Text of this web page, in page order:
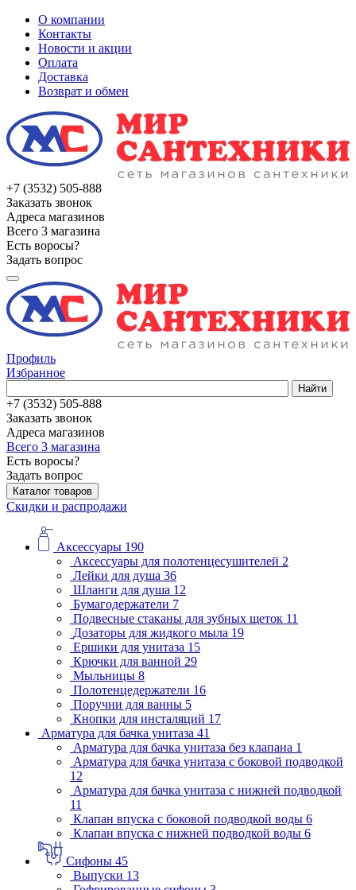
О компании
Контакты
Новости и акции
Оплата
Доставка
Возврат и обмен
+7 (3532) 505-888
Заказать звонок
Адреса магазинов
Всего 3 магазина
Есть воросы?
Задать вопрос
Профиль
Избранное
Найти
+7 (3532) 505-888
Заказать звонок
Адреса магазинов
Всего 3 магазина
Есть воросы?
Задать вопрос
Каталог товаров
Скидки и распродажи
Аксессуары 190
Аксессуары для полотенцесушителей 2
Лейки для душа 36
Шланги для душа 12
Бумагодержатели 7
Подвесные стаканы для зубных щеток 11
Дозаторы для жидкого мыла 19
Ершики для унитаза 15
Крючки для ванной 29
Мыльницы 8
Полотенцедержатели 16
Поручни для ванны 5
Кнопки для инсталяций 17
Арматура для бачка унитаза 41
Арматура для бачка унитаза без клапана 1
Арматура для бачка унитаза с боковой подводкой
12
Арматура для бачка унитаза с нижней подводкой
11
Клапан впуска с боковой подводкой воды 6
Клапан впуска с нижней подводкой воды 6
Сифоны 45
Выпуски 13